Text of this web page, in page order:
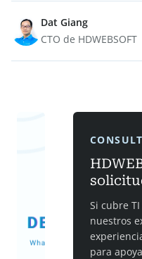
Dat Giang
CTO de HDWEBSOFT
Si cubre
nuestros
para